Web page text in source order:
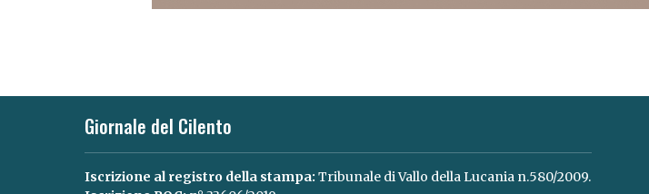
Giornale del Cilento
Iscrizione al registro della stampa: Tribunale di Vallo della Lucania n.580/2009.